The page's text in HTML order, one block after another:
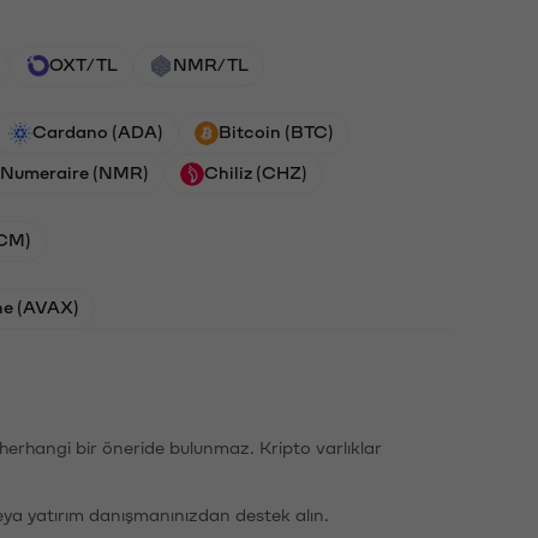
OXT/TL NMR/TL
Cardano (ADA) Bitcoin (BTC)
Numeraire (NMR) Chiliz (CHZ)
(AVAX)
bir öneride bulunmaz. Kripto varlıklar
danışmanınızdan destek alın.